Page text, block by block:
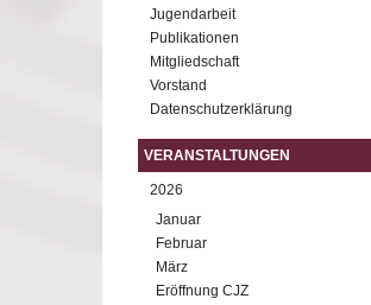
Jugendarbeit
Publikationen
Mitgliedschaft
Vorstand
Datenschutzerklärung
VERANSTALTUNGEN
2026
Januar
Februar
März
Eröffnung CJZ